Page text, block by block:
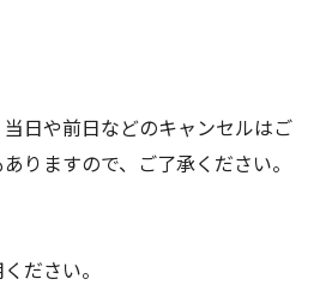
日や前日などのキャンセルはご
りますので、ご了承ください。
ださい。